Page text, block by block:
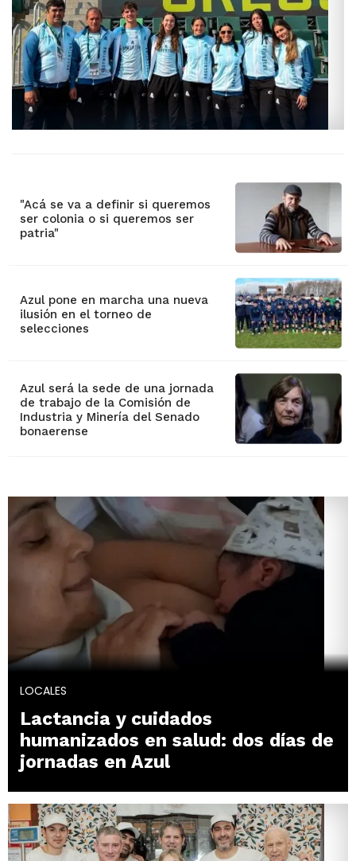
"Acá se va a definir si queremos
ser colonia o si queremos ser
patria"
Azul pone en marcha una nueva
ilusión en el torneo de
selecciones
Azul será la sede de una jornada
de trabajo de la Comisión de
Industria y Minería del Senado
bonaerense
LOCALES
Lactancia y cuidados
humanizados en salud: dos días de
jornadas en Azul